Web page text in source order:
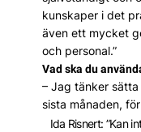
kunskaper i det
även ett mycket
och personal.”
Vad ska du
– Jag tänker
sista månaden,
Ida Risnert: ”Kan